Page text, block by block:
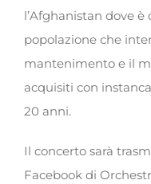
l’Afghanistan dove
popolazione che
mantenimento e il
acquisiti con
20 anni.
Il concerto sarà
Facebook di